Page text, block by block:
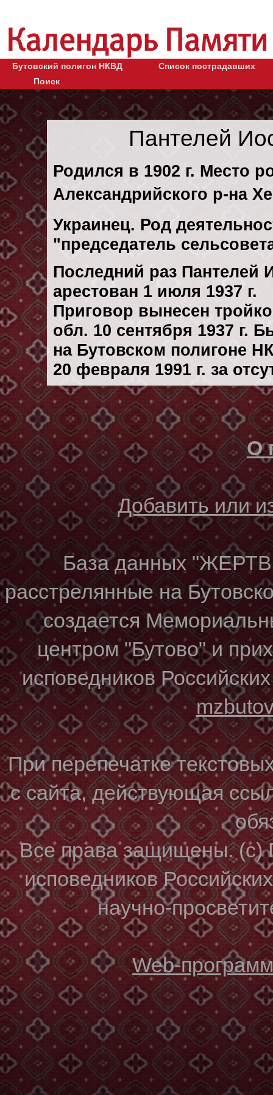
Бутовский полигон НКВД
Список пострадавших
Поиск
Пантелей
Родился в 1902 г. Место
Александрийского р-на
Украинец. Род
"председатель
Последний раз
арестован 1 июля 1937 г.
Приговор вынесен
обл. 10 сентября 1937 г.
на Бутовском полигоне
20 февраля 1991 г. за
О
Добавить или
База данных
расстрелянные на
создается
центром "Бутово" и
исповедников
При перепечатке
с сайта, действующая
Все права защищены. (с)
исповедников
научно-
Web-